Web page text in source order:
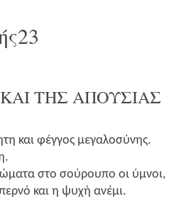
ΚΑΙΤΗΣΑΠΟΥΣΙΑΣ
και φέγ­γος μεγαλοσύνης.
στο σού­ρου­πο οι ύμνοι,
και η ψυχή ανέμι.